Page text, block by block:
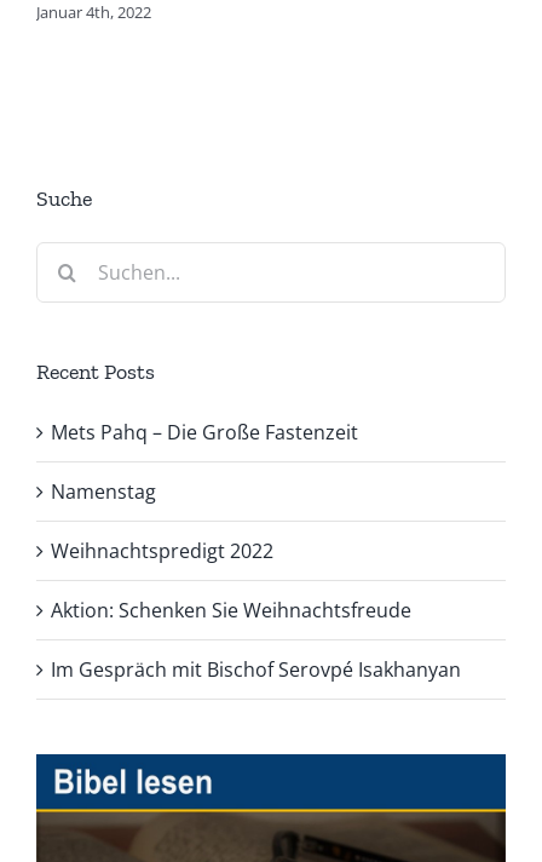
Januar 4th, 2022
Suche
Suche
Recent Posts
Mets Pahq – Die Große Fastenzeit
Namenstag
Weihnachtspredigt 2022
Aktion: Schenken Sie Weihnachtsfreude
Im Gespräch mit Bischof Serovpé Isakhanyan